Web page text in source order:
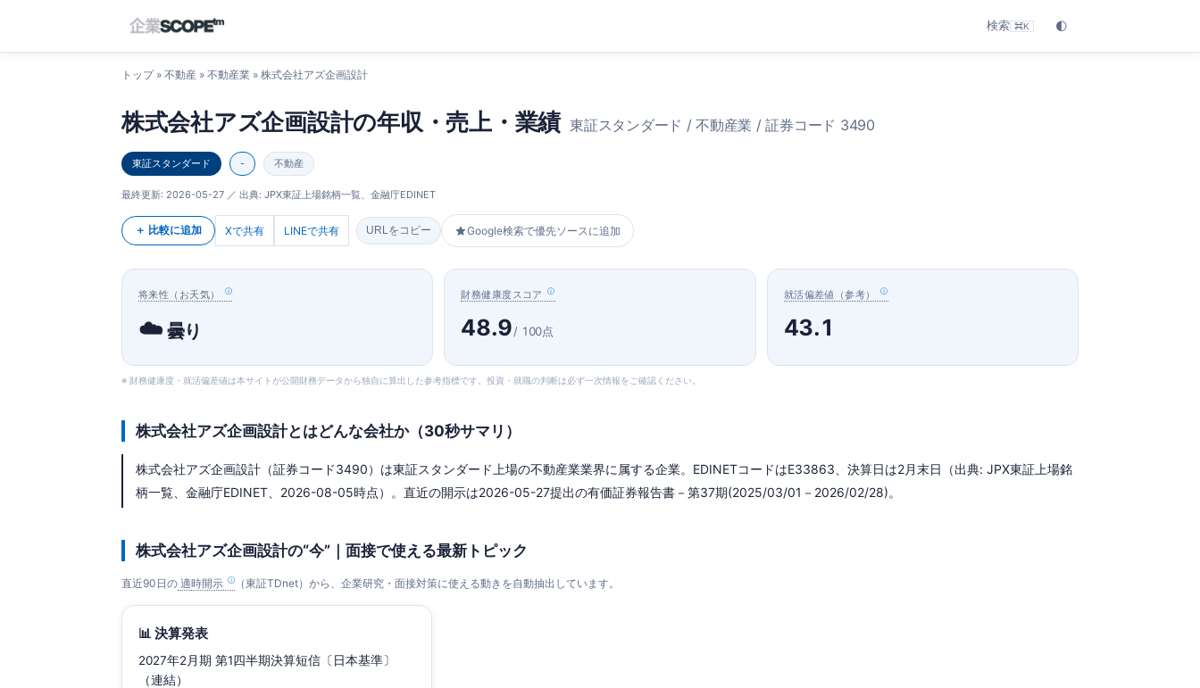
検索 ⌘K 🌓
トップ» 不動産 » 不動産業 » 株式会社アズ企画設計
株式会社アズ企画設計の年収・売上・業績 東証スタンダード / 不動産業 / 証券コード 3490
東証スタンダード - 不動産
最終更新: 2026-05-27 ／ 出典: JPX東証上場銘柄一覧、金融庁EDINET
＋ 比較に追加 Xで共有 LINEで共有 URLをコピー Google検索で優先ソースに追加
将来性（お天気）
☁️曇り
財務健康度スコア
48.9/ 100点
就活偏差値（参考）
43.1
※ 財務健康度・就活偏差値は本サイトが公開財務データから独自に算出した参考指標です。投資・就職の判断は必ず一次情報をご確認ください。
株式会社アズ企画設計とはどんな会社か（30秒サマリ）
株式会社アズ企画設計（証券コード3490）は東証スタンダード上場の不動産業業界に属する企業。EDINETコードはE33863、決算日は2月末日（出典: JPX東証上場銘
柄一覧、金融庁EDINET、2026-08-05時点）。直近の開示は2026-05-27提出の有価証券報告書－第37期(2025/03/01－2026/02/28)。
株式会社アズ企画設計の“今”｜面接で使える最新トピック
直近90日の 適時開示 （東証TDnet）から、企業研究・面接対策に使える動きを自動抽出しています。
📊 決算発表
2027年2月期 第1四半期決算短信〔日本基準〕
（連結）